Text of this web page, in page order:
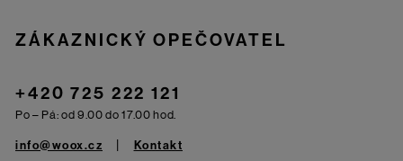
ZÁKAZNICKÝ OPEČOVATEL
+420 725 222 121
Po – Pá: od 9.00 do 17.00 hod.
info@woox.cz Kontakt